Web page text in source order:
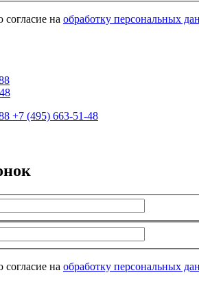
на обработку персональных
+7 (495) 663-51-48
на обработку персональных